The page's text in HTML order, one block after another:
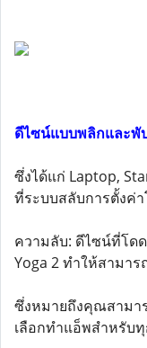
ดีไซน์แบบพลิกและพั
ซึ่งได้แก่ Laptop,
ที่ระบบสลับการตั้งค่
ความลับ: ดีไซน์ที่โด
Yoga 2 ทำให้สามา
ซึ่งหมายถึงคุณสามา
เลือกทำแอ็พสำหรับ